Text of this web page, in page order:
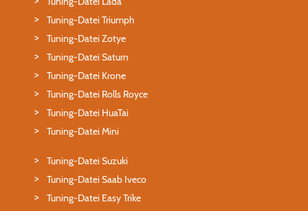
Tuning-Datei Triumph
Tuning-Datei Zotye
Tuning-Datei Saturn
Tuning-Datei Krone
Tuning-Datei Rolls Royce
Tuning-Datei HuaTai
Tuning-Datei Mini
Tuning-Datei Suzuki
Tuning-Datei Saab Iveco
Tuning-Datei Easy Trike